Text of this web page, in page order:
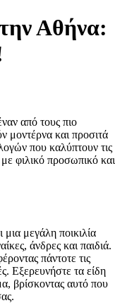
Αθήνα:
από τους πιο
μοντέρνα και προσιτά
που καλύπτουν τις
φιλικό προσωπικό και
μεγάλη ποικιλία
άνδρες και παιδιά.
πάντοτε τις
Εξερευνήστε τα είδη
βρίσκοντας αυτό που